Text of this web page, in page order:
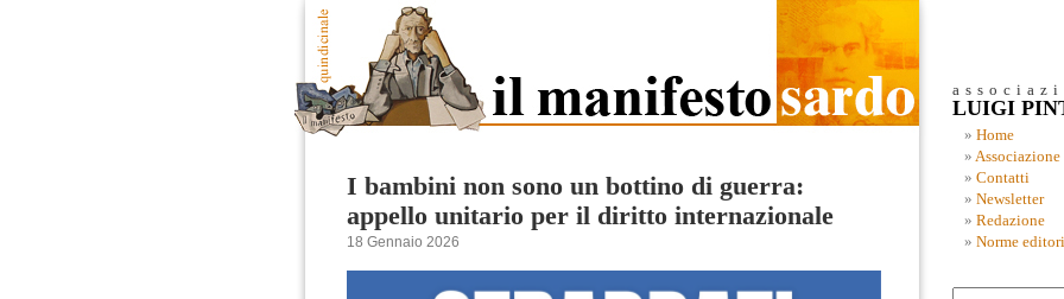
I bambini non sono un bottino di guerra:
appello unitario per il diritto internazionale
18 Gennaio 2026
LUIGI
Home
Associazione
Contatti
Newsletter
Redazione
Norme